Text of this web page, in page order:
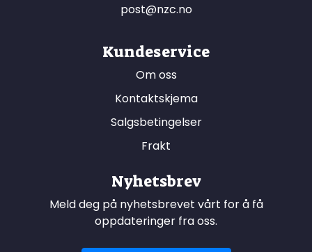
post@nzc.no
Kundeservice
Om oss
Kontaktskjema
Salgsbetingelser
Frakt
Nyhetsbrev
Meld deg på nyhetsbrevet vårt for å få
oppdateringer fra oss.